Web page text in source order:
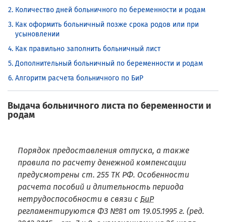
Количество дней больничного по беременности и родам
Как оформить больничный позже срока родов или при
усыновлении
Как правильно заполнить больничный лист
Дополнительный больничный по беременности и родам
Алгоритм расчета больничного по БиР
Выдача больничного листа по беременности и
родам
Порядок предоставления отпуска, а также
правила по расчету денежной компенсации
предусмотрены ст. 255 ТК РФ. Особенности
расчета пособий и длительность периода
нетрудоспособности в связи с БиР
регламентируются ФЗ №81 от 19.05.1995 г. (ред.